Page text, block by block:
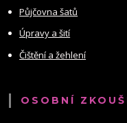
Půjčovna šatů
Úpravy a šití
Čištění a žehlení
OSOBNÍ